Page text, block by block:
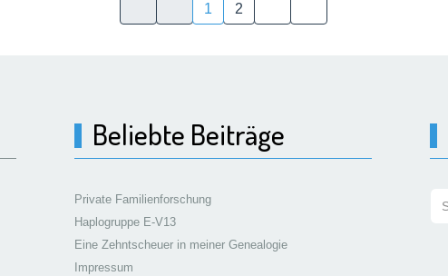
1 2
Beliebte Beiträge
Private Familienforschung
Haplogruppe E-V13
Eine Zehntscheuer in meiner Genealogie
Impressum